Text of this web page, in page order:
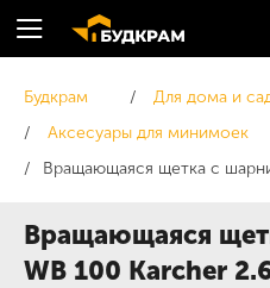
Будкрам
Для дома и
Аксесуары для минимоек
Вращающаяся щетка с
Вращающаяся
WB 100 Karcher